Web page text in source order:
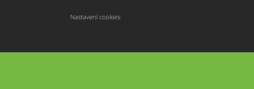
Nastavení cookies